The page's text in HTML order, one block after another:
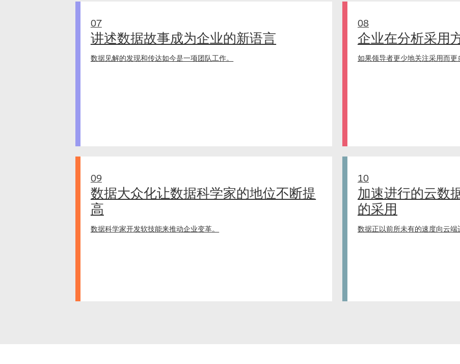
07
讲述数据故事成为企业的新语言
数据见解的发现和传达如今是一项团队工作。
08
企业在分析采用
如果领导者更少地关注采用而
09
数据大众化让数据科学家的地位不断提
高
数据科学家开发软技能来推动企业变革。
10
加速进行的云数
的采用
数据正以前所未有的速度向云端